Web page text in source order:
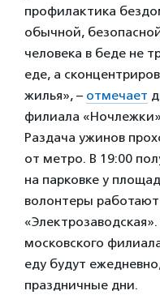
профилактика
обычной,
человека в беде не
еде, а
жилья», – отмечает
филиала «Ночлежки»
Раздача ужинов
от метро. В 19:00
на парковке у
волонтеры
московского
еду будут
праздничные дни.